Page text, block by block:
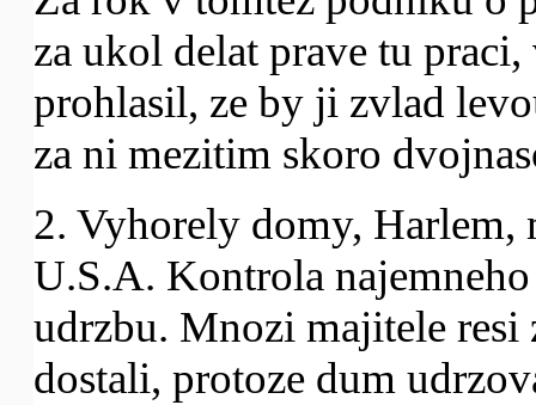
za ukol delat prave tu
prohlasil, ze by ji zvlad
za ni mezitim skoro
2. Vyhorely domy, Harlem,
U.S.A. Kontrola
udrzbu. Mnozi majitele resi
dostali, protoze dum